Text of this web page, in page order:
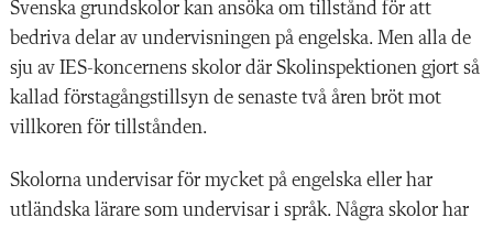
Svenska grundskolor kan ansöka om tillstånd för att
bedriva delar av undervisningen på engelska. Men alla de
sju av IES-koncernens skolor där Skolinspektionen gjort så
kallad förstagångstillsyn de senaste två åren bröt mot
villkoren för tillstånden.
Skolorna undervisar för mycket på engelska eller har
utländska lärare som undervisar i språk. Några skolor har